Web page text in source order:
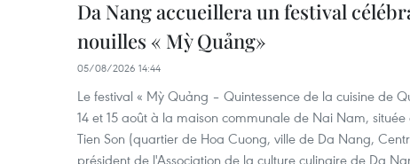
Da Nang accueillera un festival
nouilles « Mỳ Quảng»
05/08/2026 14:44
Le festival « Mỳ Quảng – Quintessence de la cuisine de
14 et 15 août à la maison communale de Nai Nam,
Tien Son (quartier de Hoa Cuong, ville de Da Nang,
président de l'Association de la culture culinaire de Da